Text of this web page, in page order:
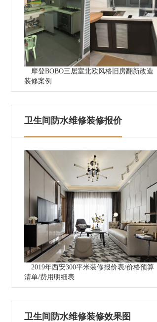
摩登BOBO三居室北欧风格旧房翻新改造
装修案例
卫生间防水维修装修报价
2019年西安300平米装修报价表/价格预算
清单/费用明细表
卫生间防水维修装修效果图